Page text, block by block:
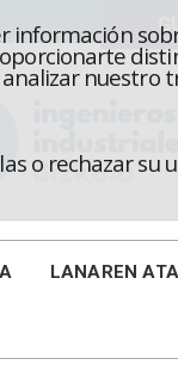
información
nuestro
o rechazar su
LANAREN